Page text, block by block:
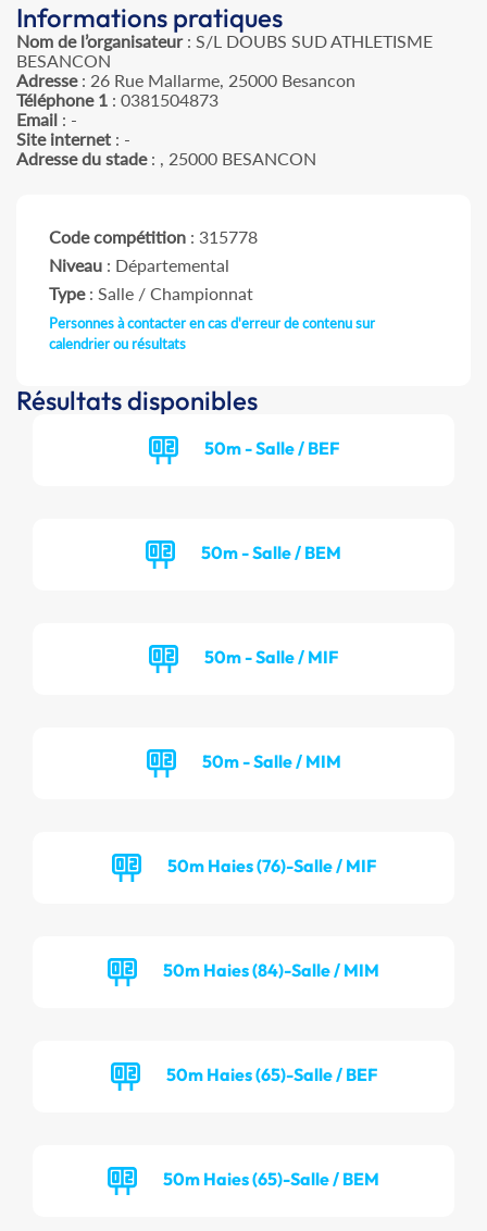
Informations pratiques
Nom de l’organisateur: S/L DOUBS SUD ATHLETISME
BESANCON
Adresse: 26 Rue Mallarme, 25000 Besancon
Téléphone 1 : 0381504873
Email : -
Site internet : -
Adresse du stade: , 25000 BESANCON
Code compétition : 315778
Niveau : Départemental
Type: Salle / Championnat
Personnes à contacter en cas d'erreur de contenu sur
calendrier ou résultats
Résultats disponibles
50m - Salle / BEF
50m - Salle / BEM
50m - Salle / MIF
50m - Salle / MIM
50m Haies (76)-Salle / MIF
50m Haies (84)-Salle / MIM
50m Haies (65)-Salle / BEF
50m Haies (65)-Salle / BEM